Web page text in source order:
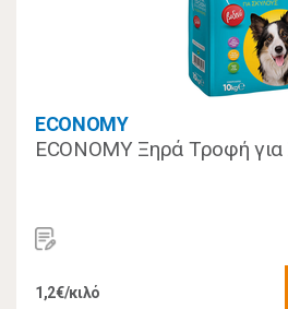
ECONOMY
ECONOMY Ξηρά Τροφή
1,2€/κιλό